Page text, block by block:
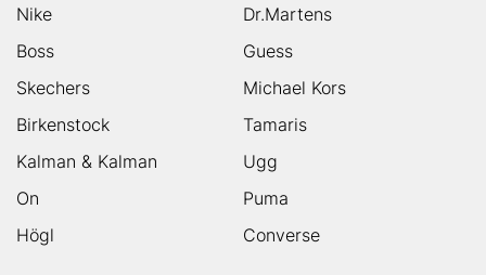
Nike
Dr.Martens
Boss
Guess
Skechers
Michael Kors
Birkenstock
Tamaris
Kalman & Kalman
Ugg
On
Puma
Högl
Converse